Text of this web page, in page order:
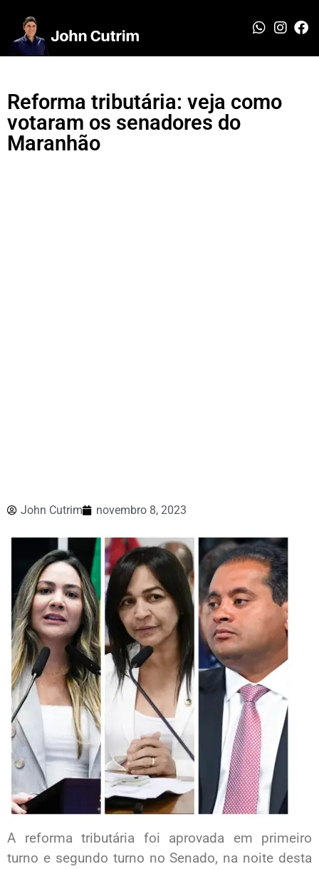
Reforma tributária: veja como
votaram os senadores do
Maranhão
John Cutrim novembro 8, 2023
A reforma tributária foi aprovada em primeiro
turno e segundo turno no Senado, na noite desta